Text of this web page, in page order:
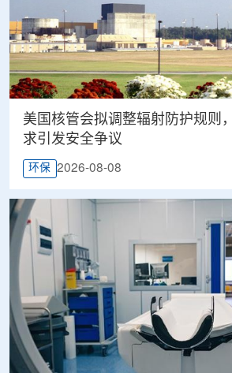
美国核管会拟调整辐射防护规则
求引发安全争议
环保 2026-08-08